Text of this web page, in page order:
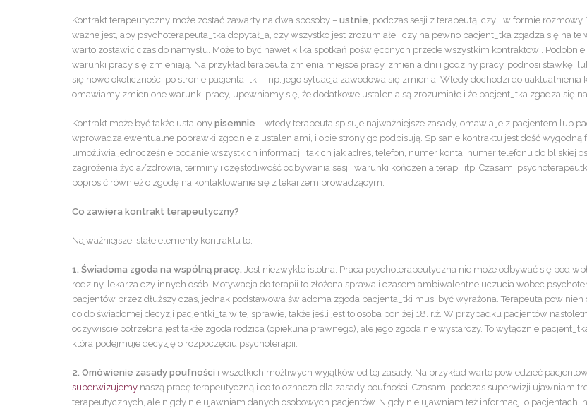
Kontrakt terapeutyczny może zostać zawarty na dwa sposoby – ustnie , podczas sesji z terapeutą, czyli w formie
ważne jest, aby psychoterapeuta_tka dopytał_a, czy wszystko jest zrozumiałe i czy na pewno pacjent_tka zgadza się na te
warto zostawić czas do namysłu. Może to być nawet kilka spotkań poświęconych przede wszystkim kontraktowi. Podobnie
warunki pracy się zmieniają. Na przykład terapeuta zmienia miejsce pracy, zmienia dni i godziny pracy, podnosi stawkę,
się nowe okoliczności po stronie pacjenta_tki – np. jego sytuacja zawodowa się zmienia. Wtedy dochodzi do uaktualnienia
omawiamy zmienione warunki pracy, upewniamy się, że dodatkowe ustalenia są zrozumiałe i że pacjent_tka zgadza się na
Kontrakt może być także ustalony pisemnie – wtedy terapeuta spisuje najważniejsze zasady, omawia je z pacjentem lub
wprowadza ewentualne poprawki zgodnie z ustaleniami, i obie strony go podpisują. Spisanie kontraktu jest dość wygodną
umożliwia jednocześnie podanie wszystkich informacji, takich jak adres, telefon, numer konta, numer telefonu do bliskiej
zagrożenia życia/zdrowia, terminy i częstotliwość odbywania sesji, warunki kończenia terapii itp. Czasami
poprosić również o zgodę na kontaktowanie się z lekarzem prowadzącym.
Co zawiera kontrakt terapeutyczny?
Najważniejsze, stałe elementy kontraktu to:
1. Świadoma zgoda na wspólną pracę. Jest niezwykle istotna. Praca psychoterapeutyczna nie może odbywać się pod
rodziny, lekarza czy innych osób. Motywacja do terapii to złożona sprawa i czasem ambiwalentne uczucia wobec
pacjentów przez dłuższy czas, jednak podstawowa świadoma zgoda pacjenta_tki musi być wyrażona. Terapeuta
co do świadomej decyzji pacjentki_ta w tej sprawie, także jeśli jest to osoba poniżej 18. r.ż. W przypadku pacjentów
oczywiście potrzebna jest także zgoda rodzica (opiekuna prawnego), ale jego zgoda nie wystarczy. To wyłącznie
która podejmuje decyzję o rozpoczęciu psychoterapii.
2. Omówienie zasady poufności i wszelkich możliwych wyjątków od tej zasady. Na przykład warto powiedzieć
superwizujemy naszą pracę terapeutyczną i co to oznacza dla zasady poufności. Czasami podczas superwizji ujawniam
terapeutycznych, ale nigdy nie ujawniam danych osobowych pacjentów. Nigdy nie ujawniam też informacji o pacjentach